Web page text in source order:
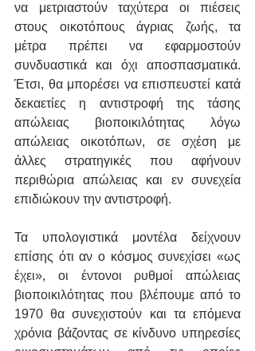
να μετριαστούν ταχύτερα οι πιέσεις
στους οικοτόπους άγριας ζωής, τα
μέτρα πρέπει να εφαρμοστούν
συνδυαστικά και όχι αποσπασματικά.
Έτσι, θα μπορέσει να επισπευστεί κατά
δεκαετίες η αντιστροφή της τάσης
απώλειας βιοποικιλότητας λόγω
απώλειας οικοτόπων, σε σχέση με
άλλες στρατηγικές που αφήνουν
περιθώρια απώλειας και εν συνεχεία
επιδιώκουν την αντιστροφή.
Τα υπολογιστικά μοντέλα δείχνουν
επίσης ότι αν ο κόσμος συνεχίσει «ως
έχει», οι έντονοι ρυθμοί απώλειας
βιοποικιλότητας που βλέπουμε από το
1970 θα συνεχιστούν και τα επόμενα
χρόνια βάζοντας σε κίνδυνο υπηρεσίες